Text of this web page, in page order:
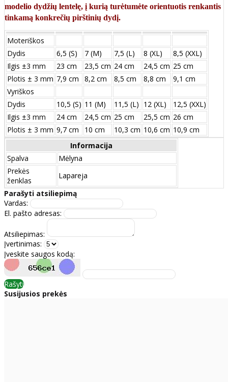
modelio dydžių lentelę, į kurią turėtumėte orientuotis renkantis
tinkamą konkrečių pirštinių dydį.
Moteriškos
Dydis
6,5 (S) 7 (M) 7,5 (L) 8 (XL)
8,5 (XXL)
Ilgis ±3 mm
23 cm 23,5 cm 24 cm 24,5 cm 25 cm
Plotis ± 3 mm 7,9 cm 8,2 cm 8,5 cm 8,8 cm
9,1 cm
Vyriškos
Dydis
10,5 (S) 11 (M) 11,5 (L) 12 (XL)
12,5 (XXL)
Ilgis ±3 mm
24 сm 24,5 сm 25 сm 25,5 сm 26 сm
Plotis ± 3 mm 9,7 сm 10 сm 10,3 сm 10,6 сm 10,9 сm
Informacija
Spalva
Mėlyna
Prekės
ženklas
Lapareja
Parašyti atsiliepimą
Vardas:
El. pašto adresas:
Atsiliepimas:
Įvertinimas:
Įveskite saugos kodą:
Rašyti
Susijusios prekės